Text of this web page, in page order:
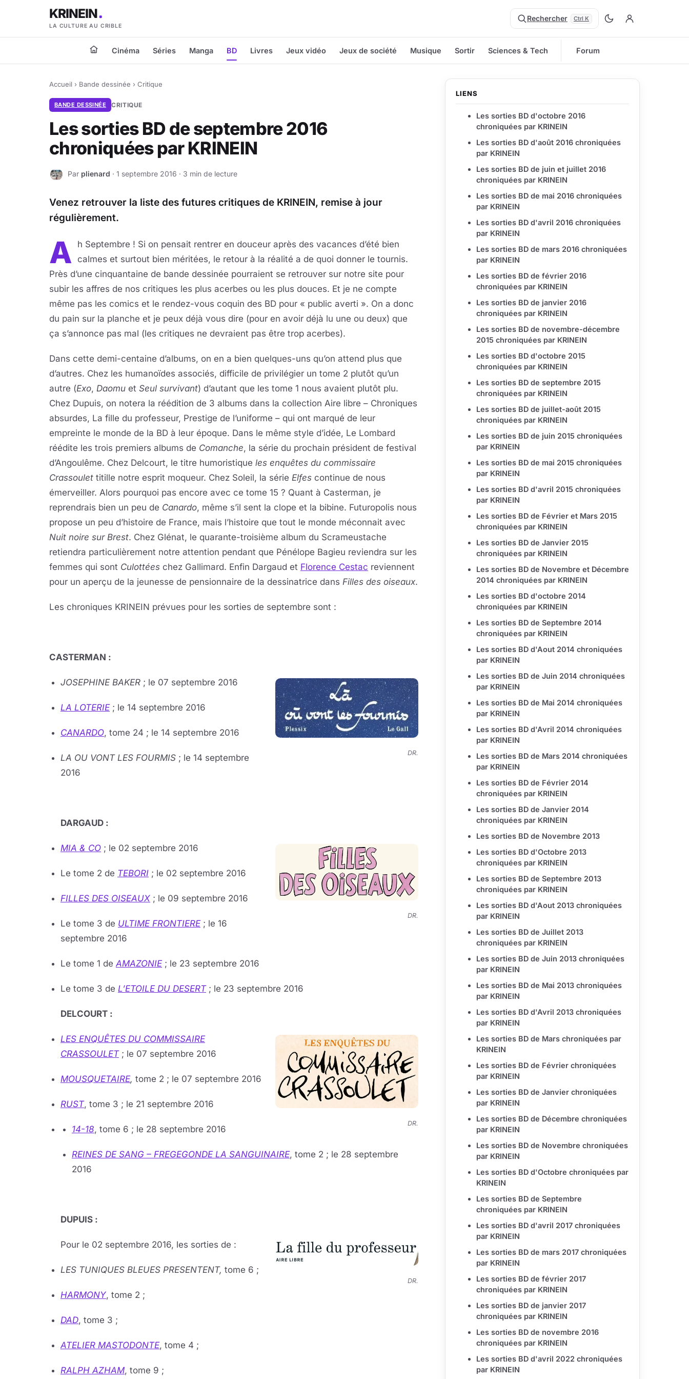
KRINEIN
LA CULTURE AU CRIBLE
Rechercher Ctrl K
Cinéma Séries Manga BD Livres Jeux vidéo Jeux de société Musique Sortir Sciences & Tech Forum
Accueil › Bande dessinée › Critique
BANDE DESSINÉE CRITIQUE
Les sorties BD de septembre 2016
chroniquées par KRINEIN
P Par plienard · 1 septembre 2016 · 3 min de lecture
Venez retrouver la liste des futures critiques de KRINEIN, remise à jour
régulièrement.
A h Septembre ! Si on pensait rentrer en douceur après des vacances d’été bien
calmes et surtout bien méritées, le retour à la réalité a de quoi donner le tournis.
Près d’une cinquantaine de bande dessinée pourraient se retrouver sur notre site pour
subir les affres de nos critiques les plus acerbes ou les plus douces. Et je ne compte
même pas les comics et le rendez-vous coquin des BD pour « public averti ». On a donc
du pain sur la planche et je peux déjà vous dire (pour en avoir déjà lu une ou deux) que
ça s’annonce pas mal (les critiques ne devraient pas être trop acerbes).
Dans cette demi-centaine d’albums, on en a bien quelques-uns qu’on attend plus que
d’autres. Chez les humanoïdes associés, difficile de privilégier un tome 2 plutôt qu’un
autre (Exo, Daomu et Seul survivant) d’autant que les tome 1 nous avaient plutôt plu.
Chez Dupuis, on notera la réédition de 3 albums dans la collection Aire libre – Chroniques
absurdes, La fille du professeur, Prestige de l’uniforme – qui ont marqué de leur
empreinte le monde de la BD à leur époque. Dans le même style d’idée, Le Lombard
réédite les trois premiers albums de Comanche, la série du prochain président de festival
d’Angoulême. Chez Delcourt, le titre humoristique les enquêtes du commissaire
Crassoulet titille notre esprit moqueur. Chez Soleil, la série Elfes continue de nous
émerveiller. Alors pourquoi pas encore avec ce tome 15 ? Quant à Casterman, je
reprendrais bien un peu de Canardo, même s’il sent la clope et la bibine. Futuropolis nous
propose un peu d’histoire de France, mais l’histoire que tout le monde méconnait avec
Nuit noire sur Brest. Chez Glénat, le quarante-troisième album du Scrameustache
retiendra particulièrement notre attention pendant que Pénélope Bagieu reviendra sur les
femmes qui sont Culottées chez Gallimard. Enfin Dargaud et Florence Cestac reviennent
pour un aperçu de la jeunesse de pensionnaire de la dessinatrice dans Filles des oiseaux.
Les chroniques KRINEIN prévues pour les sorties de septembre sont :
CASTERMAN :
DR.
JOSEPHINE BAKER ; le 07 septembre 2016
LA LOTERIE; le 14 septembre 2016
CANARDO, tome 24 ; le 14 septembre 2016
LA OU VONT LES FOURMIS ; le 14 septembre
2016
DARGAUD :
DR.
MIA & CO ; le 02 septembre 2016
Le tome 2 de TEBORI ; le 02 septembre 2016
FILLES DES OISEAUX ; le 09 septembre 2016
Le tome 3 de ULTIME FRONTIERE; le 16
septembre 2016
Le tome 1 deAMAZONIE; le 23 septembre 2016
Le tome 3 de L’ETOILE DU DESERT; le 23 septembre 2016
DELCOURT :
DR.
LES ENQUÊTES DU COMMISSAIRE
CRASSOULET; le 07 septembre 2016
MOUSQUETAIRE, tome 2 ; le 07 septembre 2016
RUST, tome 3 ; le 21 septembre 2016
14-18, tome 6 ; le 28 septembre 2016
REINES DE SANG – FREGEGONDE LA SANGUINAIRE, tome 2 ; le 28 septembre
2016
DUPUIS :
DR.
Pour le 02 septembre 2016, les sorties de :
LES TUNIQUES BLEUES PRESENTENT, tome 6 ;
HARMONY, tome 2 ;
DAD, tome 3 ;
ATELIER MASTODONTE, tome 4 ;
RALPH AZHAM, tome 9 ;
LIENS
Les sorties BD d'octobre 2016
chroniquées par KRINEIN
Les sorties BD d'août 2016 chroniquées
par KRINEIN
Les sorties BD de juin et juillet 2016
chroniquées par KRINEIN
Les sorties BD de mai 2016 chroniquées
par KRINEIN
Les sorties BD d'avril 2016 chroniquées
par KRINEIN
Les sorties BD de mars 2016 chroniquées
par KRINEIN
Les sorties BD de février 2016
chroniquées par KRINEIN
Les sorties BD de janvier 2016
chroniquées par KRINEIN
Les sorties BD de novembre-décembre
2015 chroniquées par KRINEIN
Les sorties BD d'octobre 2015
chroniquées par KRINEIN
Les sorties BD de septembre 2015
chroniquées par KRINEIN
Les sorties BD de juillet-août 2015
chroniquées par KRINEIN
Les sorties BD de juin 2015 chroniquées
par KRINEIN
Les sorties BD de mai 2015 chroniquées
par KRINEIN
Les sorties BD d'avril 2015 chroniquées
par KRINEIN
Les sorties BD de Février et Mars 2015
chroniquées par KRINEIN
Les sorties BD de Janvier 2015
chroniquées par KRINEIN
Les sorties BD de Novembre et Décembre
2014 chroniquées par KRINEIN
Les sorties BD d'octobre 2014
chroniquées par KRINEIN
Les sorties BD de Septembre 2014
chroniquées par KRINEIN
Les sorties BD d'Aout 2014 chroniquées
par KRINEIN
Les sorties BD de Juin 2014 chroniquées
par KRINEIN
Les sorties BD de Mai 2014 chroniquées
par KRINEIN
Les sorties BD d'Avril 2014 chroniquées
par KRINEIN
Les sorties BD de Mars 2014 chroniquées
par KRINEIN
Les sorties BD de Février 2014
chroniquées par KRINEIN
Les sorties BD de Janvier 2014
chroniquées par KRINEIN
Les sorties BD de Novembre 2013
Les sorties BD d'Octobre 2013
chroniquées par KRINEIN
Les sorties BD de Septembre 2013
chroniquées par KRINEIN
Les sorties BD d'Aout 2013 chroniquées
par KRINEIN
Les sorties BD de Juillet 2013
chroniquées par KRINEIN
Les sorties BD de Juin 2013 chroniquées
par KRINEIN
Les sorties BD de Mai 2013 chroniquées
par KRINEIN
Les sorties BD d'Avril 2013 chroniquées
par KRINEIN
Les sorties BD de Mars chroniquées par
KRINEIN
Les sorties BD de Février chroniquées
par KRINEIN
Les sorties BD de Janvier chroniquées
par KRINEIN
Les sorties BD de Décembre chroniquées
par KRINEIN
Les sorties BD de Novembre chroniquées
par KRINEIN
Les sorties BD d'Octobre chroniquées par
KRINEIN
Les sorties BD de Septembre
chroniquées par KRINEIN
Les sorties BD d'avril 2017 chroniquées
par KRINEIN
Les sorties BD de mars 2017 chroniquées
par KRINEIN
Les sorties BD de février 2017
chroniquées par KRINEIN
Les sorties BD de janvier 2017
chroniquées par KRINEIN
Les sorties BD de novembre 2016
chroniquées par KRINEIN
Les sorties BD d'avril 2022 chroniquées
par KRINEIN